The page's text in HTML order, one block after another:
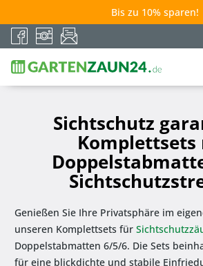
Bis zu 10% sparen!
Sichtschutz
Genießen Sie Ihre Privatsphäre im
unseren Komplettsets für
Doppelstabmatten 6/5/6. Die Sets
für eine blickdichte und stabile